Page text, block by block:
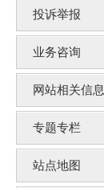
投诉举报
业务咨询
网站相关信息
专题专栏
站点地图